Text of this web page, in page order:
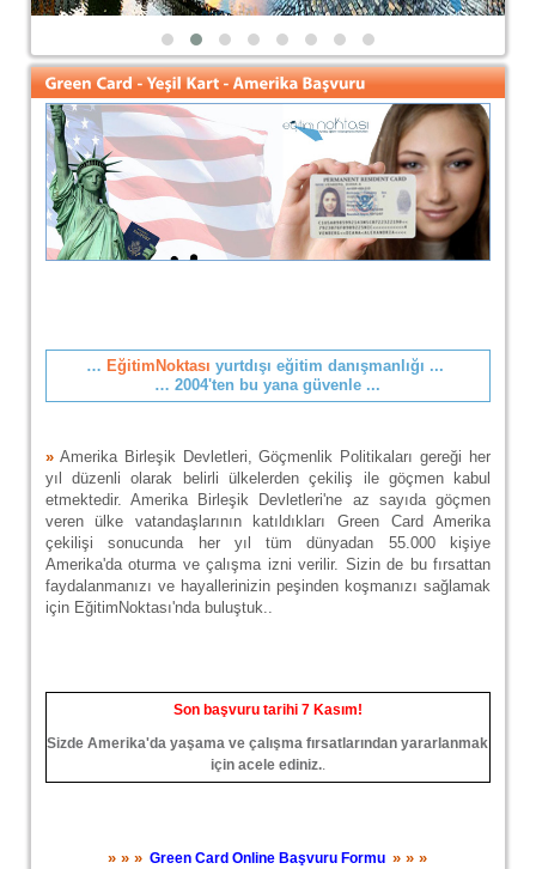
… EğitimNoktası yurtdışı eğitim danışmanlığı ...
… 2004'ten bu yana güvenle ...
» Amerika Birleşik Devletleri, Göçmenlik Politikaları gereği her
yıl düzenli olarak belirli ülkelerden çekiliş ile göçmen kabul
etmektedir. Amerika Birleşik Devletleri'ne az sayıda göçmen
veren ülke vatandaşlarının katıldıkları Green Card Amerika
çekilişi sonucunda her yıl tüm dünyadan 55.000 kişiye
Amerika'da oturma ve çalışma izni verilir. Sizin de bu fırsattan
faydalanmanızı ve hayallerinizin peşinden koşmanızı sağlamak
için EğitimNoktası'nda buluştuk..
Son başvuru tarihi 7 Kasım!
Sizde Amerika'da yaşama ve çalışma fırsatlarından yararlanmak
için acele ediniz..
» » » Green Card Online Başvuru Formu » » »